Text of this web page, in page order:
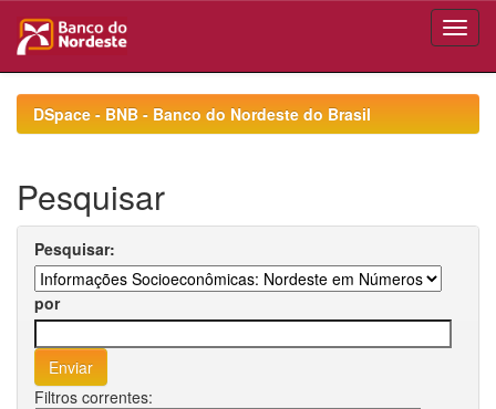
navigationDSpace - BNB - Banco do Nordeste do Brasil
Pesquisar
Pesquisar:
por
Filtros correntes: